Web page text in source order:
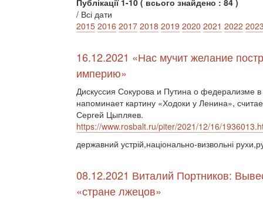
Публікації 1-10 ( всього знайдено : 84 )
/ Всі дати
2015 2016 2017 2018 2019 2020 2021 2022
16.12.2021 «Нас мучит желание
империю»
Дискуссия Сокурова и Путина о федерализме
напоминает картину «Ходоки у Ленина»,
Сергей Цыпляев.
https://www.rosbalt.ru/piter/2021/12/16/
державний устрій,національно-визвольні
08.12.2021 Виталий Портников:
«стране лжецов»